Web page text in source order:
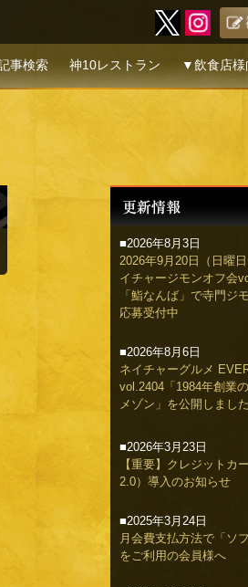
事検索 神10レストラン ▼飲食店様
■2026年8月3日
2026年9月20日（日曜
イチャージモンオフ会
「鮨なんば」で寺門ジ
応募受付中
■2026年8月6日
ネイチャーグルメ
vol.2404「1984年創業
メゾン」を公開しました
■2026年3月23日
【重要】クレジットカ
2.0）導入のお知らせ
■2025年3月24日
月会費支払方法で「ソ
をご利用の会員様へ